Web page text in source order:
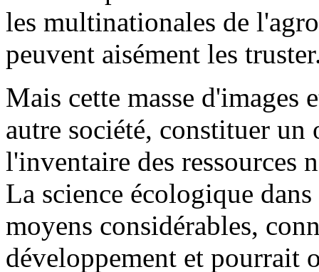
les multinationales de
peuvent aisément les
Mais cette masse d'images
autre société, constituer
l'inventaire des ressources
La science écologique
moyens considérables,
développement et pourrait